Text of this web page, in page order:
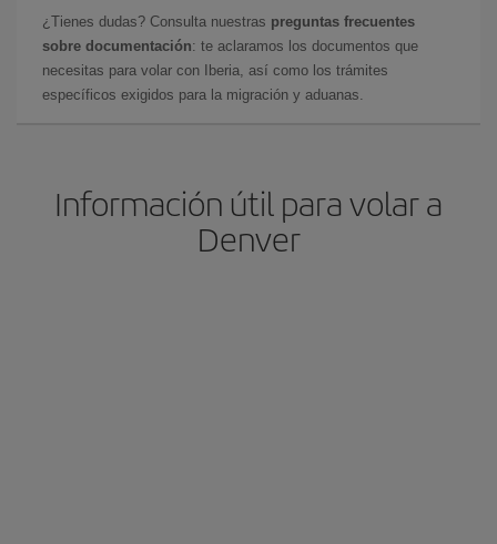
¿Tienes dudas? Consulta nuestras preguntas frecuentes
sobre documentación: te aclaramos los documentos que
necesitas para volar con Iberia, así como los trámites
específicos exigidos para la migración y aduanas.
Información útil para volar a
Denver